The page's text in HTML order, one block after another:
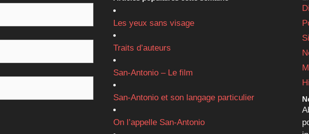
Les yeux sans visage
Traits d’auteurs
San-Antonio – Le film
San-Antonio et son langage particulier
On l’appelle San-Antonio